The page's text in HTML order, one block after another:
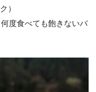
）
度食べても飽きないバ